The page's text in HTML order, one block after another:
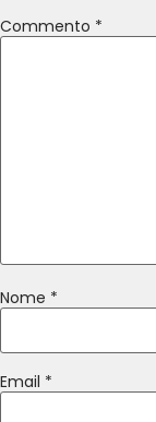
Commento *
Nome *
Email *